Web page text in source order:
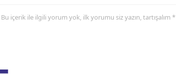
içerik ile ilgili yorum yok, ilk yorumu siz yazın, tartışalım *